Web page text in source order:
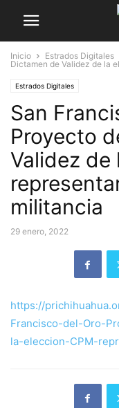
Inicio Estrados Digitales
Dictamen de Validez de la
Estrados Digitales
San
Proyecto
Validez de
militancia
29 enero, 2022
https://
Francisco-del-Oro-
la-eleccion-CPM-